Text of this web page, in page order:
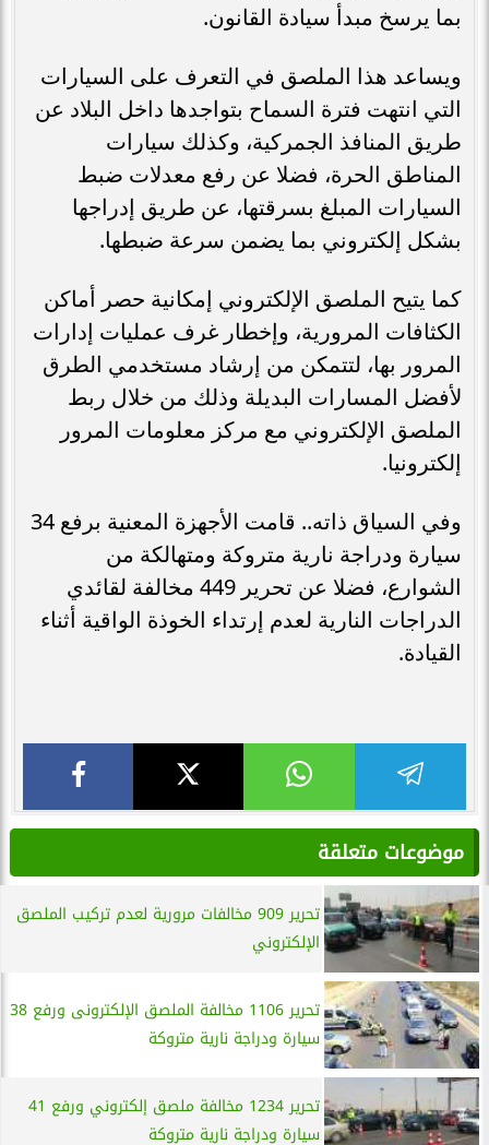
بما يرسخ مبدأ سيادة القانون.
ويساعد هذا الملصق في التعرف على السيارات
التي انتهت فترة السماح بتواجدها داخل البلاد عن
طريق المنافذ الجمركية، وكذلك سيارات
المناطق الحرة، فضلا عن رفع معدلات ضبط
السيارات المبلغ بسرقتها، عن طريق إدراجها
بشكل إلكتروني بما يضمن سرعة ضبطها.
كما يتيح الملصق الإلكتروني إمكانية حصر أماكن
الكثافات المرورية، وإخطار غرف عمليات إدارات
المرور بها، لتتمكن من إرشاد مستخدمي الطرق
لأفضل المسارات البديلة وذلك من خلال ربط
الملصق الإلكتروني مع مركز معلومات المرور
إلكترونيا.
وفي السياق ذاته.. قامت الأجهزة المعنية برفع 34
سيارة ودراجة نارية متروكة ومتهالكة من
الشوارع، فضلا عن تحرير 449 مخالفة لقائدي
الدراجات النارية لعدم إرتداء الخوذة الواقية أثناء
القيادة.
موضوعات متعلقة
تحرير 909 مخالفات مرورية لعدم تركيب الملصق
الإلكتروني
تحرير 1106 مخالفة الملصق الإلكترونى ورفع 38
سيارة ودراجة نارية متروكة
تحرير 1234 مخالفة ملصق إلكتروني ورفع 41
سيارة ودراجة نارية متروكة